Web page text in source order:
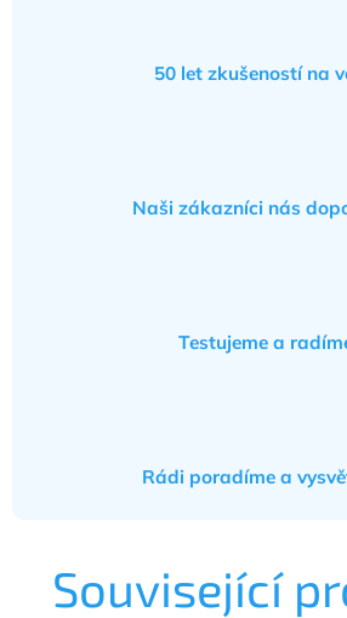
50 let zkušeností na
Naši zákazníci nás
Testujeme a
Rádi poradíme a
Související